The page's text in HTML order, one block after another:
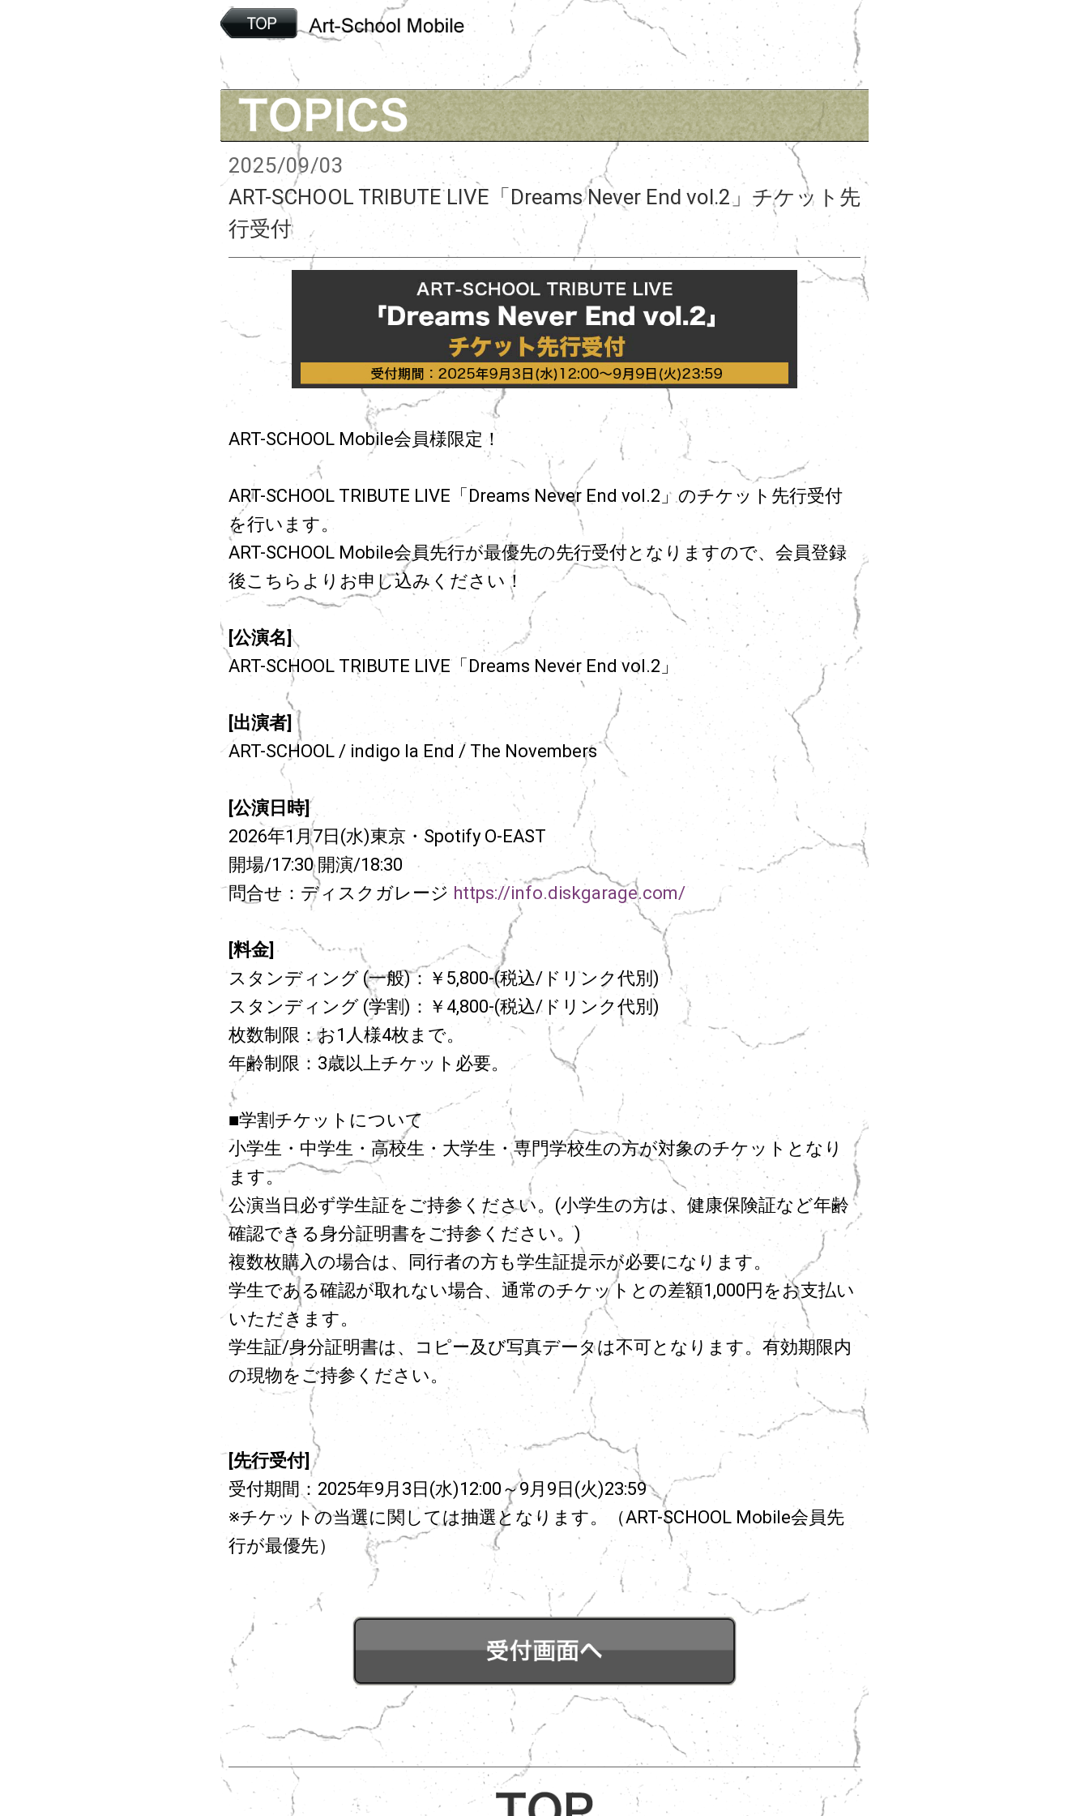
2025/09/03
ART-SCHOOL TRIBUTE LIVE「Dreams Never End vol.2」チケット先
行受付
ART-SCHOOL Mobile会員様限定！
ART-SCHOOL TRIBUTE LIVE「Dreams Never End vol.2」のチケット先行受付
を行います。
ART-SCHOOL Mobile会員先行が最優先の先行受付となりますので、会員登録
後こちらよりお申し込みください！
[公演名]
ART-SCHOOL TRIBUTE LIVE「Dreams Never End vol.2」
[出演者]
ART-SCHOOL / indigo la End / The Novembers
[公演日時]
2026年1月7日(水)東京・Spotify O-EAST
開場/17:30 開演/18:30
問合せ：ディスクガレージ https://info.diskgarage.com/
[料金]
スタンディング (一般)：￥5,800-(税込/ドリンク代別)
スタンディング (学割)：￥4,800-(税込/ドリンク代別)
枚数制限：お1人様4枚まで。
年齢制限：3歳以上チケット必要。
■学割チケットについて
小学生・中学生・高校生・大学生・専門学校生の方が対象のチケットとなり
ます。
公演当日必ず学生証をご持参ください。(小学生の方は、健康保険証など年齢
確認できる身分証明書をご持参ください。)
複数枚購入の場合は、同行者の方も学生証提示が必要になります。
学生である確認が取れない場合、通常のチケットとの差額1,000円をお支払い
いただきます。
学生証/身分証明書は、コピー及び写真データは不可となります。有効期限内
の現物をご持参ください。
[先行受付]
受付期間：2025年9月3日(水)12:00～9月9日(火)23:59
※チケットの当選に関しては抽選となります。（ART-SCHOOL Mobile会員先
行が最優先）